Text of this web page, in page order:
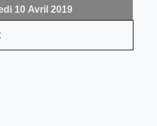
10 Avril 2019